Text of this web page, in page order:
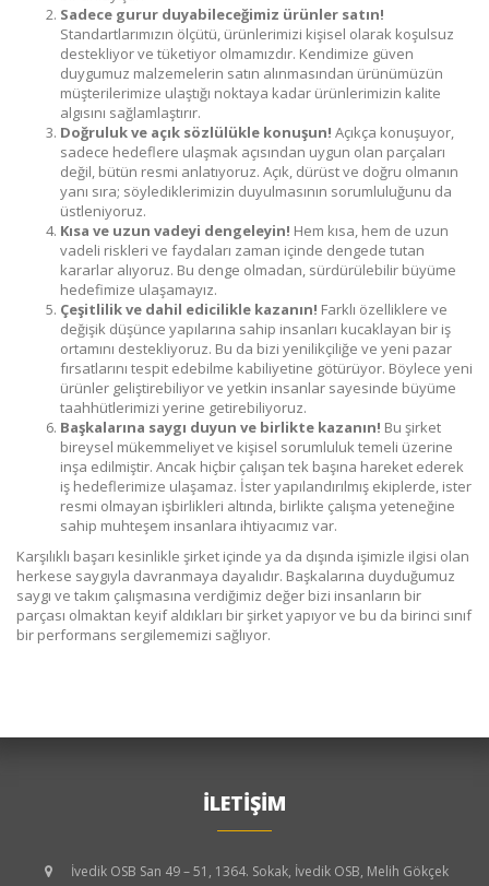
Sadece gurur duyabileceğimiz ürünler satın!
Standartlarımızın ölçütü, ürünlerimizi kişisel olarak koşulsuz
destekliyor ve tüketiyor olmamızdır. Kendimize güven
duygumuz malzemelerin satın alınmasından ürünümüzün
müşterilerimize ulaştığı noktaya kadar ürünlerimizin kalite
algısını sağlamlaştırır.
Doğruluk ve açık sözlülükle konuşun! Açıkça konuşuyor,
sadece hedeflere ulaşmak açısından uygun olan parçaları
değil, bütün resmi anlatıyoruz. Açık, dürüst ve doğru olmanın
yanı sıra; söylediklerimizin duyulmasının sorumluluğunu da
üstleniyoruz.
Kısa ve uzun vadeyi dengeleyin! Hem kısa, hem de uzun
vadeli riskleri ve faydaları zaman içinde dengede tutan
kararlar alıyoruz. Bu denge olmadan, sürdürülebilir büyüme
hedefimize ulaşamayız.
Çeşitlilik ve dahil edicilikle kazanın! Farklı özelliklere ve
değişik düşünce yapılarına sahip insanları kucaklayan bir iş
ortamını destekliyoruz. Bu da bizi yenilikçiliğe ve yeni pazar
fırsatlarını tespit edebilme kabiliyetine götürüyor. Böylece yeni
ürünler geliştirebiliyor ve yetkin insanlar sayesinde büyüme
taahhütlerimizi yerine getirebiliyoruz.
Başkalarına saygı duyun ve birlikte kazanın! Bu şirket
bireysel mükemmeliyet ve kişisel sorumluluk temeli üzerine
inşa edilmiştir. Ancak hiçbir çalışan tek başına hareket ederek
iş hedeflerimize ulaşamaz. İster yapılandırılmış ekiplerde, ister
resmi olmayan işbirlikleri altında, birlikte çalışma yeteneğine
sahip muhteşem insanlara ihtiyacımız var.
Karşılıklı başarı kesinlikle şirket içinde ya da dışında işimizle ilgisi olan
herkese saygıyla davranmaya dayalıdır. Başkalarına duyduğumuz
saygı ve takım çalışmasına verdiğimiz değer bizi insanların bir
parçası olmaktan keyif aldıkları bir şirket yapıyor ve bu da birinci sınıf
bir performans sergilememizi sağlıyor.
İLETİŞİM
İvedik OSB San 49 – 51, 1364. Sokak, İvedik OSB, Melih Gökçek